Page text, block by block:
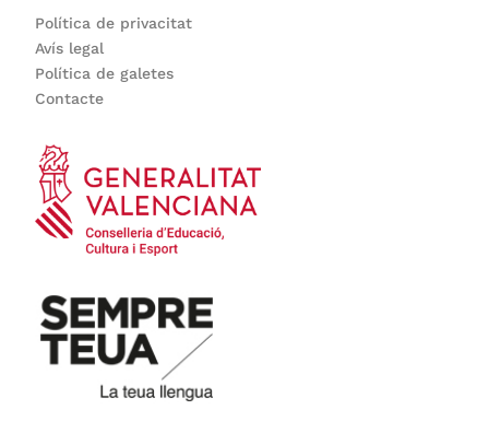
Política de privacitat
Avís legal
Política de galetes
Contacte